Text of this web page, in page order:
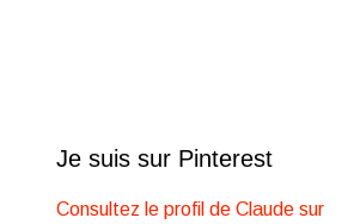
Je suis sur Pinterest
Consultez le profil de Claude sur